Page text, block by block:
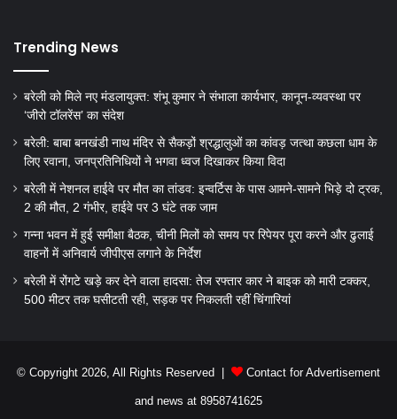
Trending News
बरेली को मिले नए मंडलायुक्त: शंभू कुमार ने संभाला कार्यभार, कानून-व्यवस्था पर
‘जीरो टॉलरेंस’ का संदेश
बरेली: बाबा बनखंडी नाथ मंदिर से सैकड़ों श्रद्धालुओं का कांवड़ जत्था कछला धाम के
लिए रवाना, जनप्रतिनिधियों ने भगवा ध्वज दिखाकर किया विदा
बरेली में नेशनल हाईवे पर मौत का तांडव: इन्वर्टिस के पास आमने-सामने भिड़े दो ट्रक,
2 की मौत, 2 गंभीर, हाईवे पर 3 घंटे तक जाम
गन्ना भवन में हुई समीक्षा बैठक, चीनी मिलों को समय पर रिपेयर पूरा करने और ढुलाई
वाहनों में अनिवार्य जीपीएस लगाने के निर्देश
बरेली में रोंगटे खड़े कर देने वाला हादसा: तेज रफ्तार कार ने बाइक को मारी टक्कर,
500 मीटर तक घसीटती रही, सड़क पर निकलती रहीं चिंगारियां
© Copyright 2026, All Rights Reserved | Contact for Advertisement
and news at 8958741625